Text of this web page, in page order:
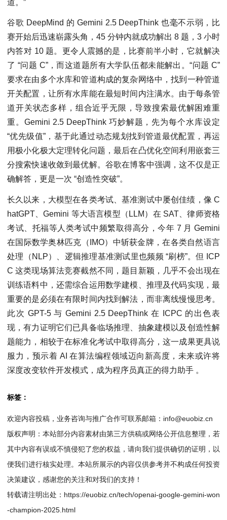
道。”
谷歌 DeepMind 的 Gemini 2.5 DeepThink 也毫不示弱，比
赛开始后迅速崭露头角，45 分钟内就成功解出 8 题，3 小时
内答对 10 题。更令人震撼的是，比赛前半小时，它就解决
了 “问题 C”，而这道题所有大学队伍都未能解出。“问题 C”
要求在由多个水库和管道构成的复杂网络中，找到一种管道
开关配置，让所有水库能在最短时间内注满水。由于每条管
道开关状态多样，组合近乎无限，导致搜索最优解困难重
重。Gemini 2.5 DeepThink 巧妙解题，先为每个水库设定
“优先级值”，基于此通过动态规划找到管道最优配置，再运
用极小化极大定理转化问题，最后在凸优化空间利用嵌套三
分搜索快速收敛到最优解。谷歌在博客中强调，这不仅是正
确解答，更是一次 “创造性突破”。
长久以来，大模型在各类考试、基准测试中屡创佳绩，像 C
hatGPT、Gemini 等大语言模型（LLM）在 SAT、律师资格
考试、托福等人类考试中频繁取得高分，今年 7 月 Gemini
在国际数学奥林匹克（IMO）中斩获金牌，在各类自然语言
处理（NLP）、逻辑推理基准测试里也频频 “刷榜”。但 ICP
C 这类现场算法竞赛截然不同，题目新颖，几乎不会出现在
训练语料中，还需综合运用数学建模、推理及代码实现，最
重要的是必须在有限时间内找到解法，而非离线慢慢思考。
此次 GPT-5 与 Gemini 2.5 DeepThink 在 ICPC 的出色表
现，有力证明它们已具备临场推理、抽象建模以及创造性解
题能力，相较于在标准化考试中取得高分，这一成果更具说
服力，预示着 AI 在算法编程领域迈向新高度，未来或许将
深度改变软件开发模式，成为程序员真正的得力助手 。
标签：
欢迎内容投稿，业务咨询与推广合作可联系邮箱：info@euobiz.cn
版权声明：本站部分内容素材由第三方供稿或网络公开信息整理，若
其中内容有误或不慎侵犯了您的权益，请向我们提供确切的证明，以
便我们进行核实处理。本站所展示的内容仅供参考并不构成任何投资
决策建议，感谢您的关注和对我们的支持！
转载请注明出处： https://euobiz.cn/tech/openai-google-gemini-won
-champion-2025.html